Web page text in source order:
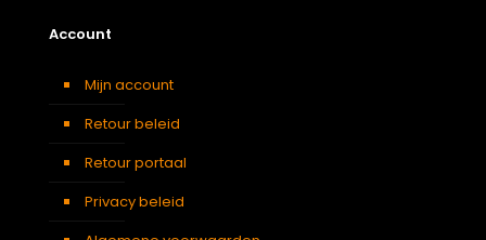
Account
Mijn account
Retour beleid
Retour portaal
Privacy beleid